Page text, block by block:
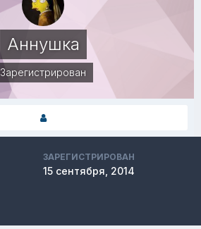
Аннушка
Зарегистрирован
ЗАРЕГИСТРИРОВАН
15 сентября, 2014